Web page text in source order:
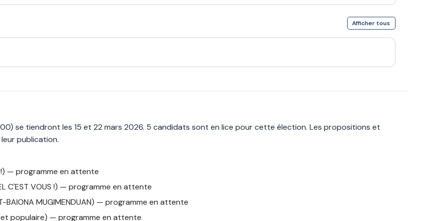
Afficher tous
se tiendront les 15 et 22 mars 2026. 5 candidats sont en lice pour cette élection. Les propositions et
publication.
!) — programme en attente
C'EST VOUS !) — programme en attente
BAIONA MUGIMENDUAN) — programme en attente
populaire) — programme en attente